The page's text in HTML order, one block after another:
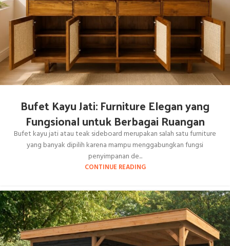
Bufet Kayu Jati: Furniture Elegan yang
Fungsional untuk Berbagai Ruangan
Bufet kayu jati atau teak sideboard merupakan salah satu furniture
yang banyak dipilih karena mampu menggabungkan fungsi
penyimpanan de...
CONTINUE READING